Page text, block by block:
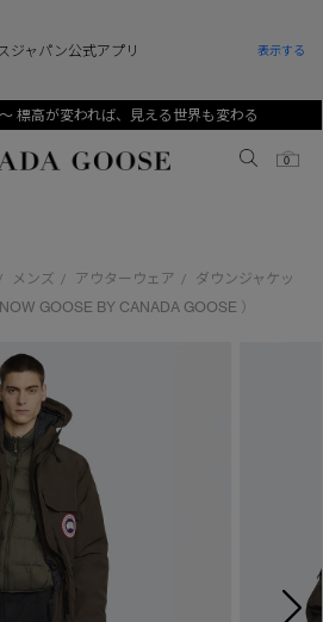
標高が変われば、見える世界も変わる
Canada Goose
0
レクション
ョン
クション
レクションLOOK
ョン
クション
レクションLOOK
ヵ月)
歳)
歳)
Generationsは、アウター
り・再販を通じて、長く愛される製
け継いでいきます。
希少なピースもご覧いただけます。
詳しく見る
/ メンズ / アウターウェア /
ダウンジャケッ
GOOSE BY CANADA GOOSE ）
ジャパン公式アプリ 表示する